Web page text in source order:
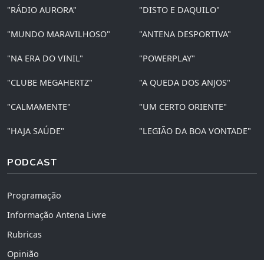
"RÁDIO AURORA" "DISTO E DAQUILO"
"MUNDO MARAVILHOSO" "ANTENA DESPORTIVA"
"NA ERA DO VINIL" "POWERPLAY"
"CLUBE MEGAHERTZ" "A QUEDA DOS ANJOS"
"CALMAMENTE" "UM CERTO ORIENTE"
"HAJA SAÚDE" "LEGIÃO DA BOA VONTADE"
PODCAST
Programação
Informação Antena Livre
Rubricas
Opinião